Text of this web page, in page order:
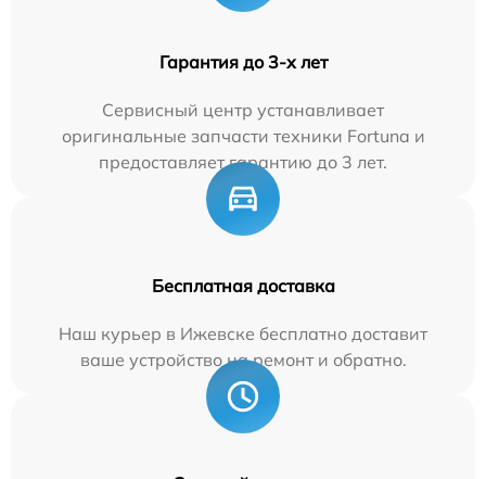
Гарантия до 3-х лет
Сервисный центр устанавливает
оригинальные запчасти техники Fortuna и
предоставляет гарантию до 3 лет.
Бесплатная доставка
Наш курьер в Ижевске бесплатно доставит
ваше устройство на ремонт и обратно.